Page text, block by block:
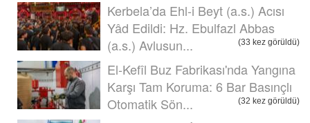
Kerbela’da Ehl-i Beyt (a.s.) Acısı
Yâd Edildi: Hz. Ebulfazl Abbas
(a.s.) Avlusun...
(33 kez görüldü)
El-Kefîl Buz Fabrikası'nda Yangına
Karşı Tam Koruma: 6 Bar Basınçlı
Otomatik Sön...
(32 kez görüldü)